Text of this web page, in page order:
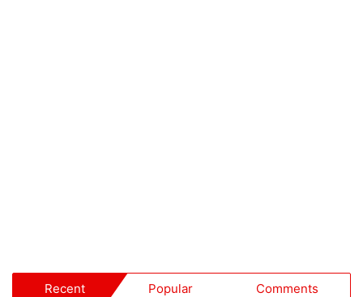
Recent Popular Comments